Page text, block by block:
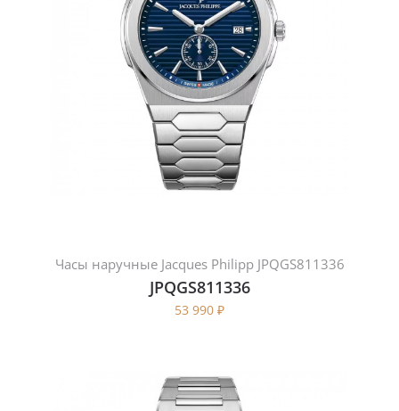
Часы наручные Jacques Philipp JPQGS811336
JPQGS811336
53 990 ₽